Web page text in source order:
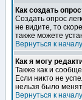
Как создать
Создать опрос
не видите, то
также можете
Вернуться к началу
Как я могу
Также как и
Если никто не
нельзя было
Вернуться к началу